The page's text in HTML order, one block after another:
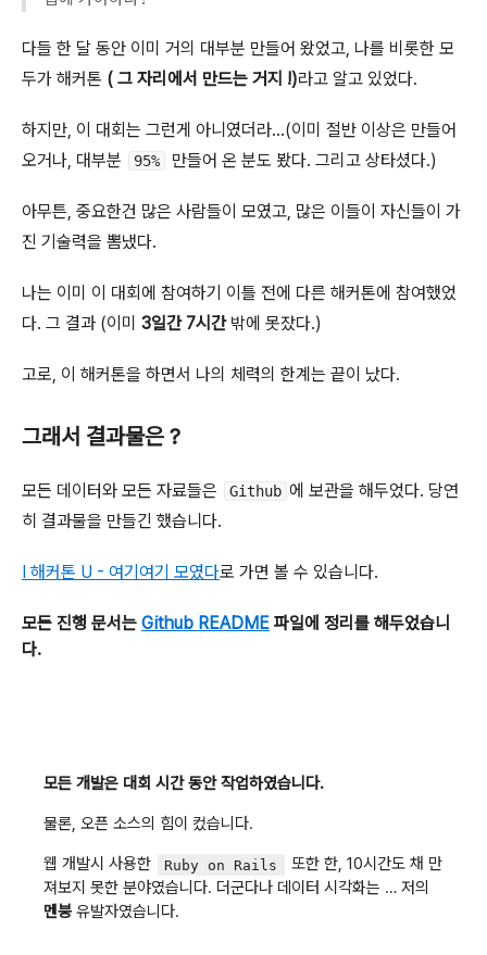
다들 한 달 동안 이미 거의 대부분 만들어 왔었고, 나를 비롯한 모
두가 해커톤 ( 그 자리에서 만드는 거지 !)라고 알고 있었다.
하지만, 이 대회는 그런게 아니였더라…(이미 절반 이상은 만들어
오거나, 대부분
95% 만들어 온 분도 봤다. 그리고 상타셨다.)
아무튼, 중요한건 많은 사람들이 모였고, 많은 이들이 자신들이 가
진 기술력을 뽐냈다.
나는 이미 이 대회에 참여하기 이틀 전에 다른 해커톤에 참여했었
다. 그 결과 (이미 3일간 7시간밖에 못잤다.)
고로, 이 해커톤을 하면서 나의 체력의 한계는 끝이 났다.
그래서 결과물은 ?
모든 데이터와 모든 자료들은 Github 에 보관을 해두었다. 당연
히 결과물을 만들긴 했습니다.
I 해커톤 U - 여기여기 모였다로 가면 볼 수 있습니다.
모든 진행 문서는 Github README 파일에 정리를 해두었습니
다.
모든 개발은 대회 시간 동안 작업하였습니다.
물론, 오픈 소스의 힘이 컸습니다.
웹 개발시 사용한 Ruby on Rails
또한 한, 10시간도 채 만
져보지 못한 분야였습니다. 더군다나 데이터 시각화는 … 저의
멘붕 유발자였습니다.